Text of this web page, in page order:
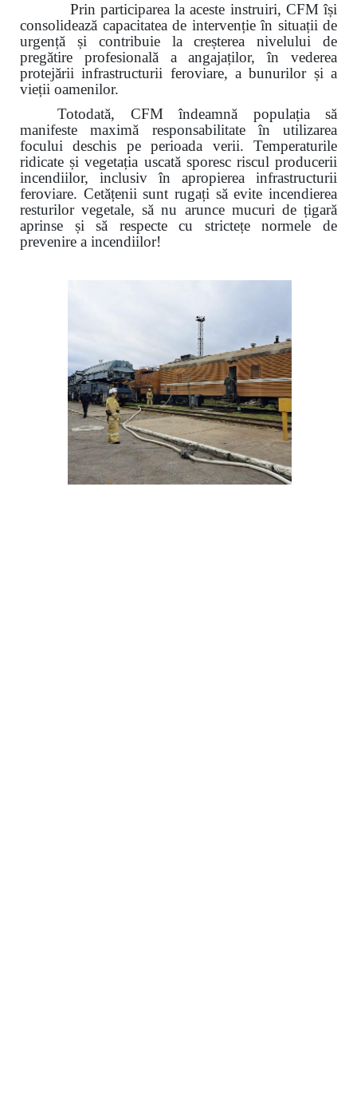
Prin participarea la aceste instruiri, CFM își
consolidează capacitatea de intervenție în situații de
urgență și contribuie la creșterea nivelului de
pregătire profesională a angajaților, în vederea
protejării infrastructurii feroviare, a bunurilor și a
vieții oamenilor.
Totodată, CFM îndeamnă populația să
manifeste maximă responsabilitate în utilizarea
focului deschis pe perioada verii. Temperaturile
ridicate și vegetația uscată sporesc riscul producerii
incendiilor, inclusiv în apropierea infrastructurii
feroviare. Cetățenii sunt rugați să evite incendierea
resturilor vegetale, să nu arunce mucuri de țigară
aprinse și să respecte cu strictețe normele de
prevenire a incendiilor!